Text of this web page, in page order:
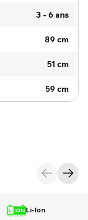
3 - 6 ans
89 cm
51 cm
59 cm
Li-Ion